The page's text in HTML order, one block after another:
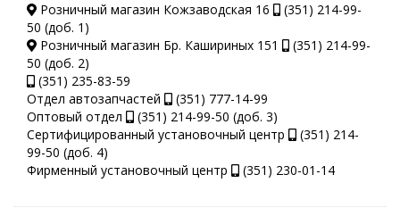
Розничный магазин Кожзаводская 16
(351) 214-99-
50 (доб. 1)
Розничный магазин Бр. Кашириных 151
(351) 214-99-
50 (доб. 2)
(351) 235-83-59
Отдел автозапчастей
(351) 777-14-99
Оптовый отдел
(351) 214-99-50 (доб. 3)
Сертифицированный установочный центр
(351) 214-
99-50 (доб. 4)
Фирменный установочный центр
(351) 230-01-14